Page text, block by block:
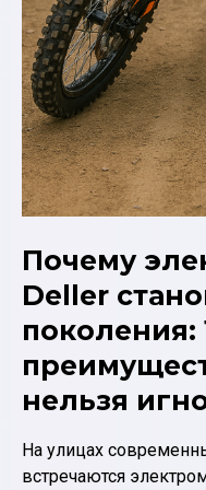
Почему
Deller
поколения:
нельзя
На улицах
встречаются